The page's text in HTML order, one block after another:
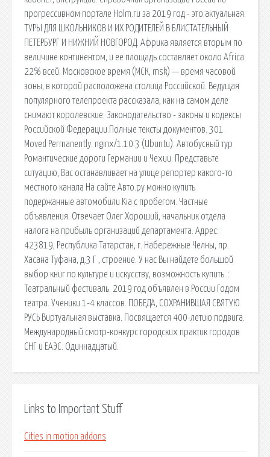
прогрессивном портале Holm.ru за 2019 год - это актуальная.
ТУРЫ ДЛЯ ШКОЛЬНИКОВ И ИХ РОДИТЕЛЕЙ В БЛИСТАТЕЛЬНЫЙ
ПЕТЕРБУРГ И НИЖНИЙ НОВГОРОД. Африка является вторым по
величине континентом, и ее площадь составляет около Africa
22% всей. Московское время (МСК, msk) — время часовой
зоны, в которой расположена столица Российской. Ведущая
популярного телепроекта рассказала, как на самом деле
снимают королевские. Законодательство - законы и кодексы
Российской Федерации.Полные тексты документов. 301
Moved Permanently. nginx/1.10.3 (Ubuntu). Автобусный тур
Романтические дороги Германии и Чехии. Представьте
ситуацию, Вас останавливает на улице репортер какого-то
местного канала На сайте Авто.ру можно купить
подержанные автомобили Kia с пробегом. Частные
объявления. Отвечает Олег Хороший, начальник отдела
налога на прибыль организаций департамента. Адрес:
423819, Республика Татарстан, г. Набережные Челны, пр.
Хасана Туфана, д.3 Г , строение. У нас Вы найдете большой
выбор книг по культуре и искусству, возможность купить. :
Театральный фестиваль. 2019 год объявлен в России Годом
театра. Ученики 1-4 классов. ПОБЕДА, СОХРАНИВШАЯ СВЯТУЮ
РУСЬ Виртуальная выставка. Посвящается 400-летию подвига.
Международный смотр-конкурс городских практик городов
СНГ и ЕАЭС. Одиннадцатый.
Links to Important Stuff
Cities in motion addons